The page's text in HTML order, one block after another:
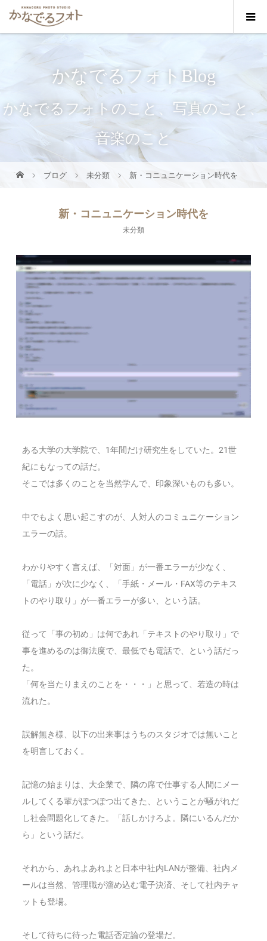
かなでるフォトBlog
かなでるフォトのこと、写真のこと、
音楽のこと
ブログ 未分類 新・コニュニケーション時代を
新・コニュニケーション時代を
未分類
ある大学の大学院で、1年間だけ研究生をしていた。21世
紀にもなっての話だ。
そこでは多くのことを当然学んで、印象深いものも多い。
中でもよく思い起こすのが、人対人のコミュニケーション
エラーの話。
わかりやすく言えば、「対面」が一番エラーが少なく、
「電話」が次に少なく、「手紙・メール・FAX等のテキス
トのやり取り」が一番エラーが多い、という話。
従って「事の初め」は何であれ「テキストのやり取り」で
事を進めるのは御法度で、最低でも電話で、という話だっ
た。
「何を当たりまえのことを・・・」と思って、若造の時は
流れた。
誤解無き様、以下の出来事はうちのスタジオでは無いこと
を明言しておく。
記憶の始まりは、大企業で、隣の席で仕事する人間にメー
ルしてくる輩がぽつぽつ出てきた、ということが騒がれだ
し社会問題化してきた。「話しかけろよ。隣にいるんだか
ら」という話だ。
それから、あれよあれよと日本中社内LANが整備、社内メ
ールは当然、管理職が溜め込む電子決済、そして社内チャ
ットも登場。
そして待ちに待った電話否定論の登場だ。